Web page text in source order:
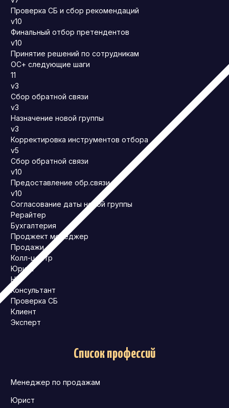
Проверка СБ и сбор рекомендаций
v10
Финальный отбор претендентов
v10
Принятие решений по сотрудникам
ОС+ следующие шаги
11
v3
Сбор обратной связи
v3
Назначение новой группы
v3
Корректировка инструментов отбора
v5
Сбор обратной связи
v10
Предоставление обр.связи
v10
Согласование даты новой группы
Рерайтер
Бухгалтерия
Проджект менеджер
Продажи
Колл-центр
Юрист
HR
Консультант
Проверка СБ
Клиент
Эксперт
Список профессий
Менеджер по продажам
Юрист